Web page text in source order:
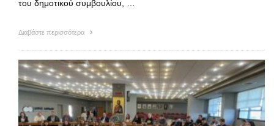
του δημοτικού συμβουλίου, …
Διαβάστε περισσότερα